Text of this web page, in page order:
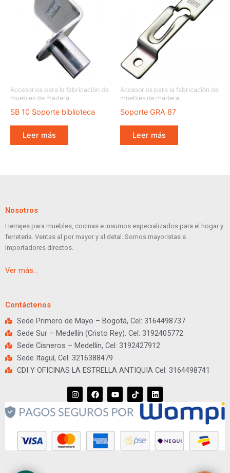
Accesorios para la fabricación de
muebles de madera
SB 10 Soporte biblioteca
Leer más
Accesorios para la fabricación de
muebles de madera
Soporte GRA 87
Leer más
Nosotros
Herrajes para muebles, cocinas e insumos especializados para el hogar y
ferretería. Ventas al por mayor y al detal. Somos mayoristas e
importadores directos.
Ver más…
Contáctenos
Sede Primero de Mayo – Bogotá, Cel: 3164498737
Sede Sur – Medellín (Cristo Rey). Cel: 3192405772
Sede Cisneros – Medellín, Cel: 3192427912
Sede Itagüí, Cel: 3216388479
CDI Y OFICINAS LA ESTRELLA ANTIQUIA Cel: 3164498741
I
n
s
t
g
r
a
m
F
a
c
e
o
o
k
Y
o
u
t
T
i
k
L
i
n
e
d
n